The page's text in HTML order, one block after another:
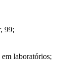
99;
em laboratórios;